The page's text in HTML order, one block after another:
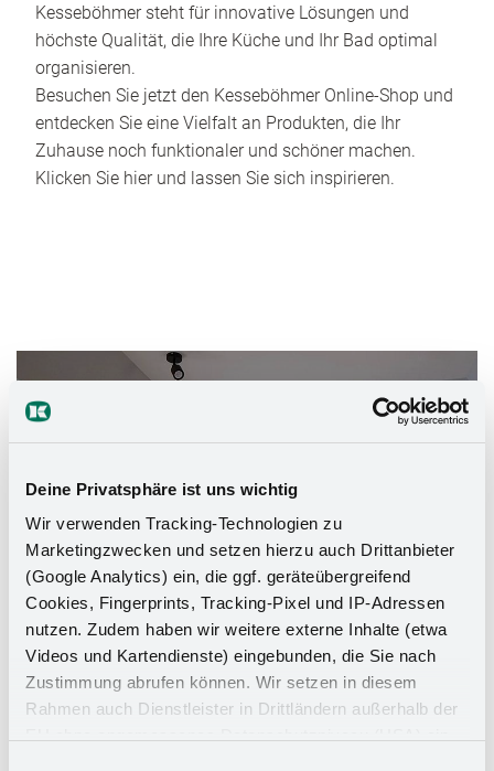
Deine Privatsphäre ist uns wichtig
Wir verwenden Tracking-Technologien zu
Marketingzwecken und setzen hierzu auch Drittanbieter
(Google Analytics) ein, die ggf. geräteübergreifend
Cookies, Fingerprints, Tracking-Pixel und IP-Adressen
nutzen. Zudem haben wir weitere externe Inhalte (etwa
Videos und Kartendienste) eingebunden, die Sie nach
Zustimmung abrufen können. Wir setzen in diesem
Rahmen auch Dienstleister in Drittländern außerhalb der
Kesseböhmer steht für innovative Lösungen und
höchste Qualität, die Ihre Küche und Ihr Bad optimal
organisieren.
Besuchen Sie jetzt den Kesseböhmer Online-Shop und
entdecken Sie eine Vielfalt an Produkten, die Ihr
Zuhause noch funktionaler und schöner machen.
Klicken Sie hier und lassen Sie sich inspirieren.
Das Stauraumwunder für Ihr
Badezimmer